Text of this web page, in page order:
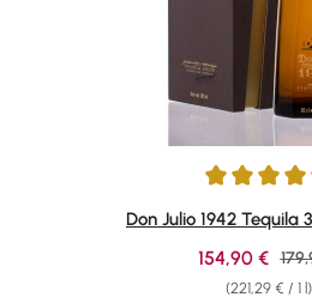
Average rating of 4.84 out of 5
Don Julio 1942 Tequila
(221,29 € / 1 l)
Sale
154,90 €